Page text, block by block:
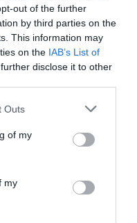
out of the further
by third parties on the
This information may
on the IAB’s List of
disclose it to other
Outs
of my
my
18 mai 2019 -
12 h 34 min
quoi. Un AR
autour de
ligne. Et
voyager il
aérien mais
rentable juste
et des